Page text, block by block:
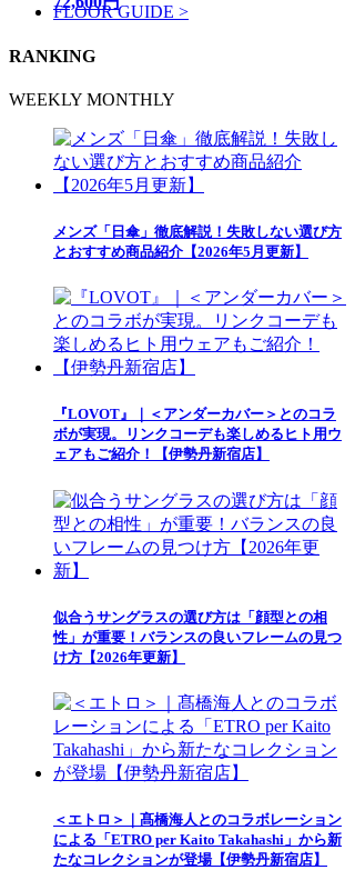
FLOOR GUIDE >
RANKING
WEEKLY MONTHLY
メンズ「日傘」徹底解説！失敗しない選び方
とおすすめ商品紹介【2026年5月更新】
『LOVOT』｜＜アンダーカバー＞とのコラ
ボが実現。リンクコーデも楽しめるヒト用ウ
ェアもご紹介！【伊勢丹新宿店】
似合うサングラスの選び方は「顔型との相
性」が重要！バランスの良いフレームの見つ
け方【2026年更新】
＜エトロ＞｜髙橋海人とのコラボレーション
による「ETRO per Kaito Takahashi」から新
たなコレクションが登場【伊勢丹新宿店】